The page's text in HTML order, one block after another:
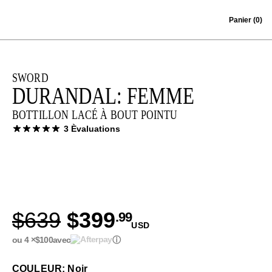
Panier (0)
SWORD
DURANDAL: FEMME
BOTTILLON LACÉ À BOUT POINTU
3 Èvaluations
$639 $399.99
USD
ou 4 ×$100avec ⓘ
COULEUR: Noir